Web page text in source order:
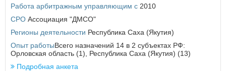
Севастополь
Смоленская область
Ставропольский край
Т
Тамбовская область
Работа арбитражным управляющим с 2010
СРО Ассоциация "ДМСО"
Регионы деятельности Республика Саха (Якутия)
Опыт работыВсего назначений 14 в 2 субъектах РФ:
Орловская область (1), Республика Саха (Якутия) (13)
Подробная анкета